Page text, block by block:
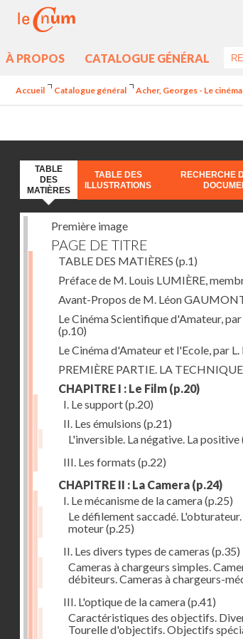
À PROPOS CATALOGUE GÉNÉRAL
Accueil Catalogue général Acher, Georges - Le
TABLE
DES
MATIÈRES
TABLE DES
ILLUSTRATIONS
RECHERCHE
Première image
PAGE DE TITRE
TABLE DES MATIÈRES (p.1)
Préface de M. Louis LUMIÈRE,
Avant-Propos de M. Léon
Le Cinéma Scientifique d'Amateur,
(p.10)
Le Cinéma d'Amateur et l'Ecole, par
PREMIÈRE PARTIE. LA TECHNIQUE
CHAPITRE I : Le Film (p.20)
I. Le support(p.20)
II. Les émulsions (p.21)
L'inversible. La négative. La positive
III. Les formats (p.22)
CHAPITRE II : La Camera (p.24)
I. Le mécanisme de la camera(p.25)
Le défilement saccadé.
moteur(p.25)
II. Les divers types de cameras (p.35)
Cameras à chargeurs simples.
débiteurs. Cameras à chargeurs-
III. L'optique de la camera(p.41)
Caractéristiques des objectifs.
Tourelle d'objectifs. Objectifs